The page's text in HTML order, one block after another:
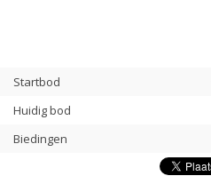
Startbod
Huidig bod
Biedingen